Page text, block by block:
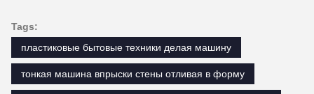
Tags:
пластиковые бытовые техники делая машину
тонкая машина впрыски стены отливая в форму